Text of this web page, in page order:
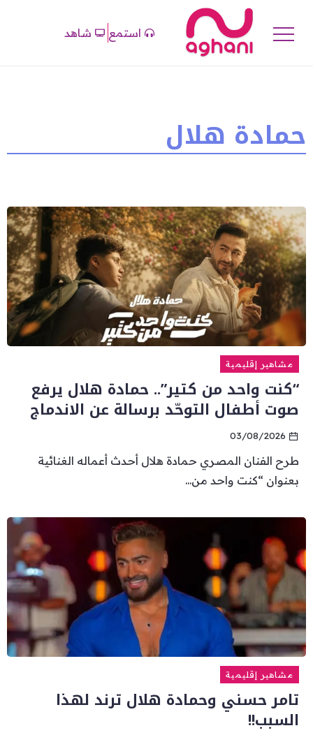
استمع شاهد
حمادة هلال
مشاهير إقليمية
“كنت واحد من كتير”.. حمادة هلال يرفع
صوت أطفال التوحّد برسالة عن الاندماج
03/08/2026
طرح الفنان المصري حمادة هلال أحدث أعماله الغنائية
بعنوان “كنت واحد من...
مشاهير إقليمية
تامر حسني وحمادة هلال ترند لهذا
السبب!!